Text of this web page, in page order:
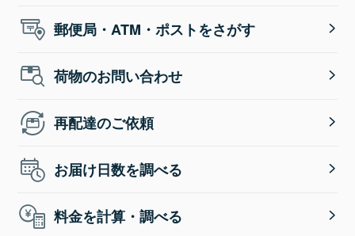
郵便局・ATM・ポストをさがす
荷物のお問い合わせ
再配達のご依頼
お届け日数を調べる
料金を計算・調べる